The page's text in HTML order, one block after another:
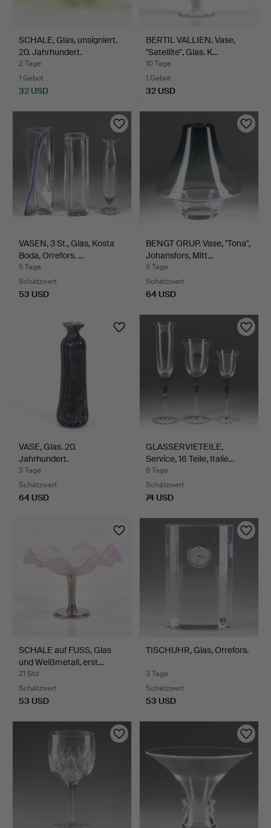
SCHALE, Glas, unsigniert.
20. Jahrhundert.
2 Tage
1 Gebot
32 USD
BERTIL VALLIEN. Vase,
"Satellite", Glas. K…
10 Tage
1 Gebot
32 USD
VASEN, 3 St., Glas, Kosta
Boda, Orrefors. …
5 Tage
Schätzwert
53 USD
BENGT ORUP. Vase, "Tona",
Johansfors, Mitt…
5 Tage
Schätzwert
64 USD
VASE, Glas. 20.
Jahrhundert.
3 Tage
Schätzwert
64 USD
GLASSERVIETEILE,
Service, 16 Teile, Italie…
6 Tage
Schätzwert
74 USD
SCHALE auf FUSS, Glas
und Weißmetall, erst…
21 Std
Schätzwert
53 USD
TISCHUHR, Glas, Orrefors.
3 Tage
Schätzwert
53 USD